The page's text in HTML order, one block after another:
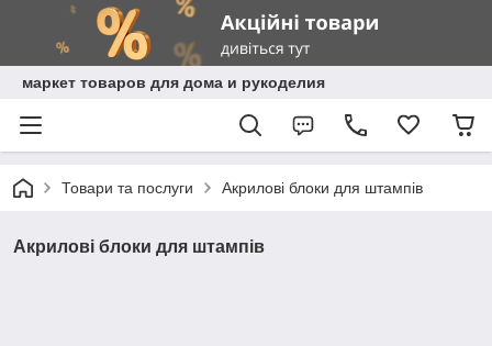
маркет товаров для дома и рукоделия
Товари та послуги Акрилові блоки для штампів
Акрилові блоки для штампів